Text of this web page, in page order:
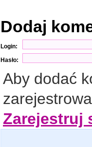
Dodaj
Login:
Hasło:
Aby dodać
Zarejestruj